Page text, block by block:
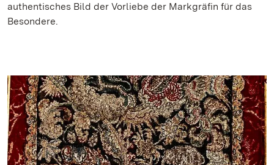
authentisches Bild der Vorliebe der Markgräfin für das
Besondere.